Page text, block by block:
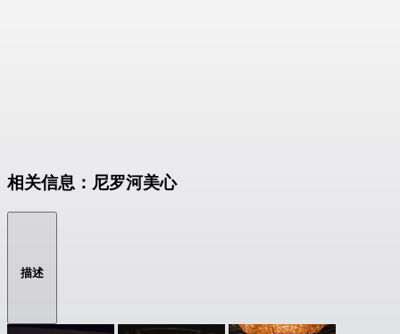
相关信息：尼罗河美心
描述